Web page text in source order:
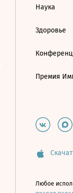
Наука
Здоровье
Премия
Любое